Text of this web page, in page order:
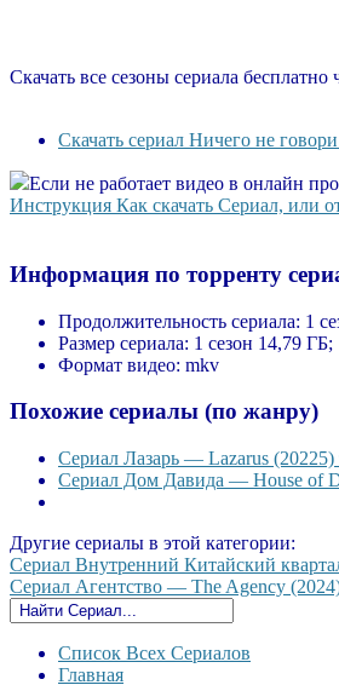
Скачать все сезоны сериала бесплатно
Скачать сериал Ничего не
Если не работает видео в онлайн
Инструкция Как скачать Сериал, или
Информация по торренту
Продолжительность сериала: 1
Размер сериала: 1 сезон 14,79 ГБ;
Формат видео: mkv
Похожие сериалы (по жанру)
Сериал Лазарь — Lazarus (20225)
Сериал Дом Давида — House of
Другие сериалы в этой категории:
Сериал Внутренний Китайский
Сериал Агентство — The Agency (2024)
Список Всех Сериалов
Главная